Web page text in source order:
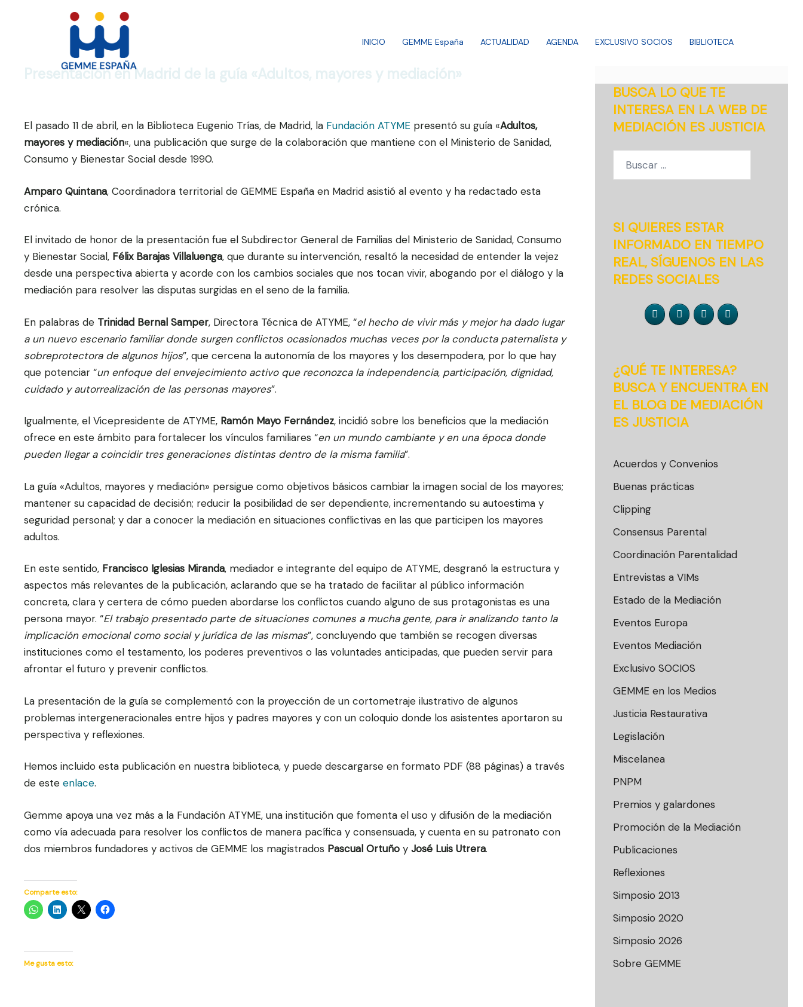
INICIO GEMME España ACTUALIDAD AGENDA EXCLUSIVO SOCIOS BIBLIOTECA
Presentación en Madrid de la guía «Adultos, mayores y mediación»
El pasado 11 de abril, en la Biblioteca Eugenio Trías, de Madrid, la Fundación ATYME presentó su guía «Adultos,
mayores y mediación«, una publicación que surge de la colaboración que mantiene con el Ministerio de Sanidad,
Consumo y Bienestar Social desde 1990.
Amparo Quintana, Coordinadora territorial de GEMME España en Madrid asistió al evento y ha redactado esta
crónica.
El invitado de honor de la presentación fue el Subdirector General de Familias del Ministerio de Sanidad, Consumo
y Bienestar Social, Félix Barajas Villaluenga, que durante su intervención, resaltó la necesidad de entender la vejez
desde una perspectiva abierta y acorde con los cambios sociales que nos tocan vivir, abogando por el diálogo y la
mediación para resolver las disputas surgidas en el seno de la familia.
En palabras de Trinidad Bernal Samper, Directora Técnica de ATYME, “el hecho de vivir más y mejor ha dado lugar
a un nuevo escenario familiar donde surgen conflictos ocasionados muchas veces por la conducta paternalista y
sobreprotectora de algunos hijos”, que cercena la autonomía de los mayores y los desempodera, por lo que hay
que potenciar “un enfoque del envejecimiento activo que reconozca la independencia, participación, dignidad,
cuidado y autorrealización de las personas mayores”.
Igualmente, el Vicepresidente de ATYME, Ramón Mayo Fernández, incidió sobre los beneficios que la mediación
ofrece en este ámbito para fortalecer los vínculos familiares “en un mundo cambiante y en una época donde
pueden llegar a coincidir tres generaciones distintas dentro de la misma familia”.
La guía «Adultos, mayores y mediación» persigue como objetivos básicos cambiar la imagen social de los mayores;
mantener su capacidad de decisión; reducir la posibilidad de ser dependiente, incrementando su autoestima y
seguridad personal; y dar a conocer la mediación en situaciones conflictivas en las que participen los mayores
adultos.
En este sentido, Francisco Iglesias Miranda, mediador e integrante del equipo de ATYME, desgranó la estructura y
aspectos más relevantes de la publicación, aclarando que se ha tratado de facilitar al público información
concreta, clara y certera de cómo pueden abordarse los conflictos cuando alguno de sus protagonistas es una
persona mayor. “El trabajo presentado parte de situaciones comunes a mucha gente, para ir analizando tanto la
implicación emocional como social y jurídica de las mismas”, concluyendo que también se recogen diversas
instituciones como el testamento, los poderes preventivos o las voluntades anticipadas, que pueden servir para
afrontar el futuro y prevenir conflictos.
La presentación de la guía se complementó con la proyección de un cortometraje ilustrativo de algunos
problemas intergeneracionales entre hijos y padres mayores y con un coloquio donde los asistentes aportaron su
perspectiva y reflexiones.
Hemos incluido esta publicación en nuestra biblioteca, y puede descargarse en formato PDF (88 páginas) a través
de este enlace.
Gemme apoya una vez más a la Fundación ATYME, una institución que fomenta el uso y difusión de la mediación
como vía adecuada para resolver los conflictos de manera pacífica y consensuada, y cuenta en su patronato con
dos miembros fundadores y activos de GEMME los magistrados Pascual Ortuño y José Luis Utrera.
Comparte esto:
Me gusta esto:
BUSCA LO QUE TE
INTERESA EN LA WEB DE
MEDIACIÓN ES JUSTICIA
SI QUIERES ESTAR
INFORMADO EN TIEMPO
REAL, SÍGUENOS EN LAS
REDES SOCIALES
¿QUÉ TE INTERESA?
BUSCA Y ENCUENTRA EN
EL BLOG DE MEDIACIÓN
ES JUSTICIA
Acuerdos y Convenios
Buenas prácticas
Clipping
Consensus Parental
Coordinación Parentalidad
Entrevistas a VIMs
Estado de la Mediación
Eventos Europa
Eventos Mediación
Exclusivo SOCIOS
GEMME en los Medios
Justicia Restaurativa
Legislación
Miscelanea
PNPM
Premios y galardones
Promoción de la Mediación
Publicaciones
Reflexiones
Simposio 2013
Simposio 2020
Simposio 2026
Sobre GEMME